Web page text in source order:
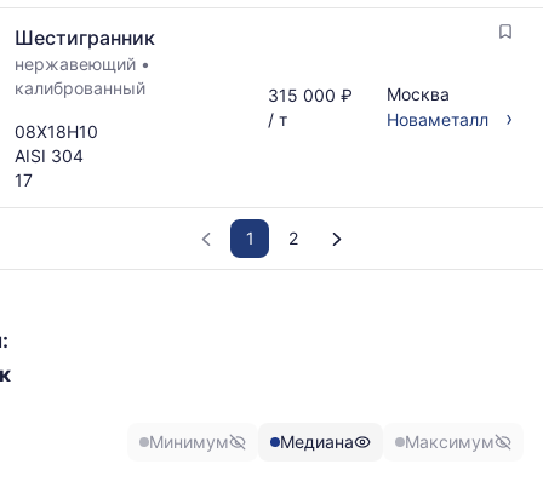
Шестигранник
нержавеющий •
калиброванный
08Х18Н10
AISI 304
17
315 000 ₽
/ т
Москва
Новаметалл
›
1 2
максимальной Минимум Медиана Максимум